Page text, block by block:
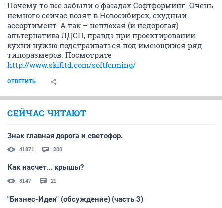
Почему то все забыли о фасадах Софтформинг. Очень
немного сейчас возят в Новосибирск, скудный
ассортимент. А так – неплохая (и недорогая)
альтернатива ЛДСП, правда при проектировании
кухни нужно подстраиваться под имеющийся ряд
типоразмеров. Посмотрите
http://www.skifltd.com/softforming/
ОТВЕТИТЬ
СЕЙЧАС ЧИТАЮТ
Знак главная дорога и светофор.
41871 200
Как насчет... крышы?
3147 21
"Бизнес-Идеи" (обсуждение) (часть 3)